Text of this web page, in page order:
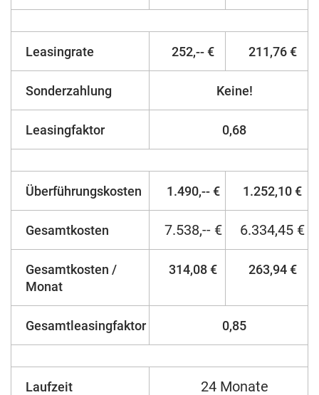
Leasingrate 252,-- € 211,76 €
Sonderzahlung Keine!
Leasingfaktor 0,68
Überführungskosten 1.490,-- € 1.252,10 €
Gesamtkosten 7.538,-- € 6.334,45 €
Gesamtkosten /
Monat
314,08 € 263,94 €
Gesamtleasingfaktor 0,85
Laufzeit 24 Monate